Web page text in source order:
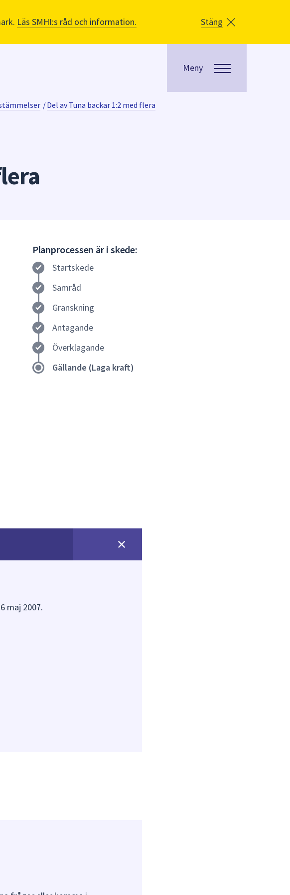
Läs SMHI:s råd och information. Stäng
Meny
/Del av Tuna backar 1:2 med flera
Planprocessen är i skede:
Startskede
Samråd
Granskning
Antagande
Överklagande
Gällande (Laga kraft)
maj 2007.